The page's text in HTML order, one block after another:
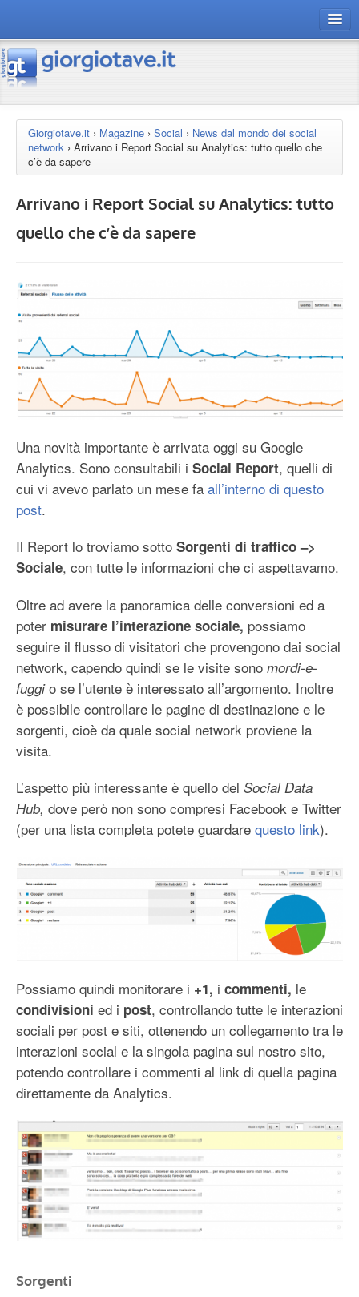
connect gt
risorse
Chi siamo
Giorgiotave.it › Magazine › Social › News dal mondo dei social
network › Arrivano i Report Social su Analytics: tutto quello che
c’è da sapere
Arrivano i Report Social su Analytics: tutto
quello che c’è da sapere
Una novità importante è arrivata oggi su Google
Analytics. Sono consultabili i Social Report, quelli di
cui vi avevo parlato un mese fa all’interno di questo
post.
Il Report lo troviamo sotto Sorgenti di traffico –>
Sociale, con tutte le informazioni che ci aspettavamo.
Oltre ad avere la panoramica delle conversioni ed a
poter misurare l’interazione sociale, possiamo
seguire il flusso di visitatori che provengono dai social
network, capendo quindi se le visite sono mordi-e-
fuggio se l’utente è interessato all’argomento. Inoltre
è possibile controllare le pagine di destinazione e le
sorgenti, cioè da quale social network proviene la
visita.
L’aspetto più interessante è quello del Social Data
Hub, dove però non sono compresi Facebook e Twitter
(per una lista completa potete guardare questo link).
Possiamo quindi monitorare i +1, i commenti, le
condivisioni ed i post, controllando tutte le interazioni
sociali per post e siti, ottenendo un collegamento tra le
interazioni social e la singola pagina sul nostro sito,
potendo controllare i commenti al link di quella pagina
direttamente da Analytics.
Sorgenti